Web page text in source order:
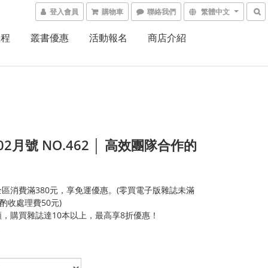
登入會員 購物車 聯絡我們 繁體中文
叢書優惠 活動報名 商店介紹
月號 NO.462 │ 高效團隊合作的
消費滿380元，享免運優惠。(零買電子版雜誌未滿
收處理費50元)
購買雜誌達10本以上，最高享8折優惠！